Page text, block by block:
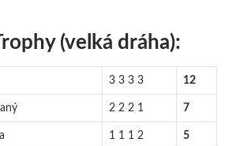
(velká dráha):
3 3 3 3 12
2 2 2 1 7
1 1 1 2 5